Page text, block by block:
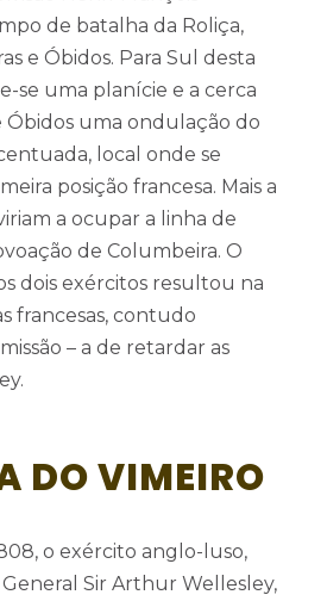
de batalha da Roliça,
e Óbidos. Para Sul desta
se uma planície e a cerca
Óbidos uma ondulação do
local onde se
posição francesa. Mais a
a ocupar a linha de
de Columbeira. O
dois exércitos resultou na
francesas, contudo
– a de retardar as
DO VIMEIRO
o exército anglo-luso,
Sir Arthur Wellesley,